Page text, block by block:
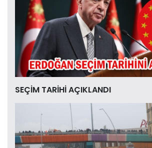
SEÇİM TARİHİ AÇIKLANDI